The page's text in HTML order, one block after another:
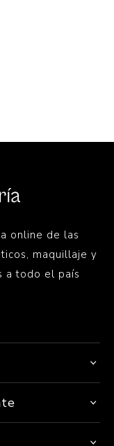
online de las
maquillaje y
a todo el país